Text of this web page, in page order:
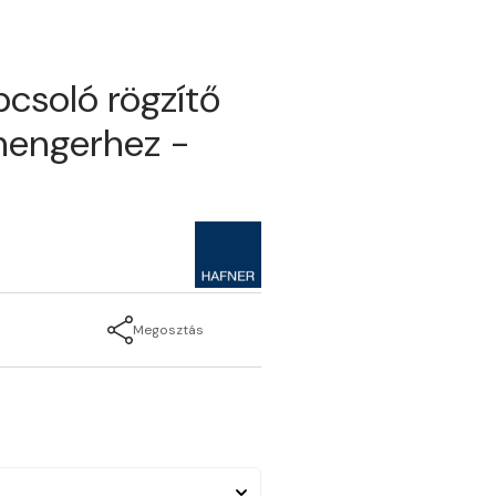
rögzítő
-
Megosztás